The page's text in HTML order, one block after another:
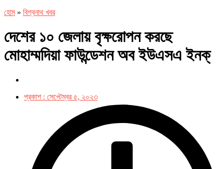
হোম» বিশ্বনাথ খবর
দেশের ১০ জেলায় বৃক্ষরোপন করছে
মোহাম্মদিয়া ফাউন্ডেশন অব ইউএসএ ইনক্
প্রকাশ : সেপ্টেম্বর ৫, ২০২৩